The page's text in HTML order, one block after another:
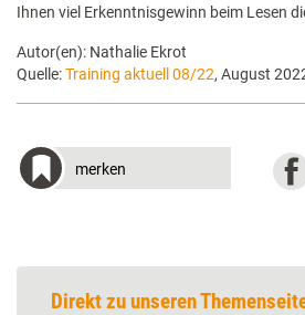
Ihnen viel Erkenntnisgewinn beim Lesen
Autor(en): Nathalie Ekrot
Quelle:Training aktuell 08/22, August
merken
Direkt zu unseren